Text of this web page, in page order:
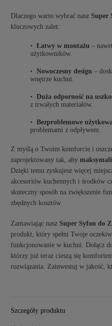
Dlaczego warto wybrać naszSuper
kluczowych zalet:
Łatwy w montażu –
użytkowników.
Nowoczesny design –
wnętrze kuchni.
Duża odporność na
z trwałych materiałów.
Bezproblemowe
problemami z odpływem.
Z myślą o Twoim komforcie i
zaprojektowany tak, aby
Dzięki temu zyskujesz więcej
akcesoriów kuchennych i środków
skuteczny sposób na zwiększenie
zbędnych kosztów.
Zamawiając naszSuper Syfon do
produkt, który spełni Twoje
funkcjonowanie w kuchni. Dołącz
którzy już teraz cieszą się
rozwiązania. Zainwestuj w jakość,
Szczegóły produktu